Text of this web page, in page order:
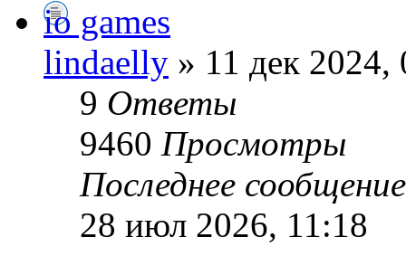
io games
lindaelly » 11 дек 2024,
9 Ответы
9460 Просмотры
Последнее
28 июл 2026, 11:18